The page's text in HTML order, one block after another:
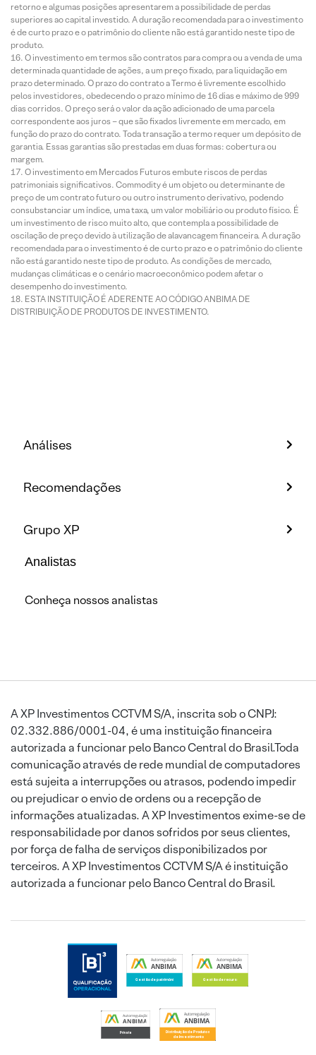
retorno e algumas posições apresentarem a possibilidade de perdas
superiores ao capital investido. A duração recomendada para o investimento
é de curto prazo e o patrimônio do cliente não está garantido neste tipo de
produto.
O investimento em termos são contratos para compra ou a venda de uma
determinada quantidade de ações, a um preço fixado, para liquidação em
prazo determinado. O prazo do contrato a Termo é livremente escolhido
pelos investidores, obedecendo o prazo mínimo de 16 dias e máximo de 999
dias corridos. O preço será o valor da ação adicionado de uma parcela
correspondente aos juros – que são fixados livremente em mercado, em
função do prazo do contrato. Toda transação a termo requer um depósito de
garantia. Essas garantias são prestadas em duas formas: cobertura ou
margem.
O investimento em Mercados Futuros embute riscos de perdas
patrimoniais significativos. Commodity é um objeto ou determinante de
preço de um contrato futuro ou outro instrumento derivativo, podendo
consubstanciar um índice, uma taxa, um valor mobiliário ou produto físico. É
um investimento de risco muito alto, que contempla a possibilidade de
oscilação de preço devido à utilização de alavancagem financeira. A duração
recomendada para o investimento é de curto prazo e o patrimônio do cliente
não está garantido neste tipo de produto. As condições de mercado,
mudanças climáticas e o cenário macroeconômico podem afetar o
desempenho do investimento.
ESTA INSTITUIÇÃO É ADERENTE AO CÓDIGO ANBIMA DE
DISTRIBUIÇÃO DE PRODUTOS DE INVESTIMENTO.
Análises
Recomendações
Grupo XP
Analistas
Conheça nossos analistas
A XP Investimentos CCTVM S/A, inscrita sob o CNPJ:
02.332.886/0001-04, é uma instituição financeira
autorizada a funcionar pelo Banco Central do Brasil.Toda
comunicação através de rede mundial de computadores
está sujeita a interrupções ou atrasos, podendo impedir
ou prejudicar o envio de ordens ou a recepção de
informações atualizadas. A XP Investimentos exime-se de
responsabilidade por danos sofridos por seus clientes,
por força de falha de serviços disponibilizados por
terceiros. A XP Investimentos CCTVM S/A é instituição
autorizada a funcionar pelo Banco Central do Brasil.